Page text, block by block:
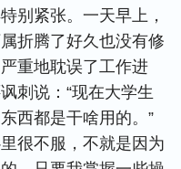
别紧张。一天早上，
折腾了好久也没有修
重地耽误了工作进
刺说：“现在大学生
西都是干啥用的。”
很不服，不就是因为